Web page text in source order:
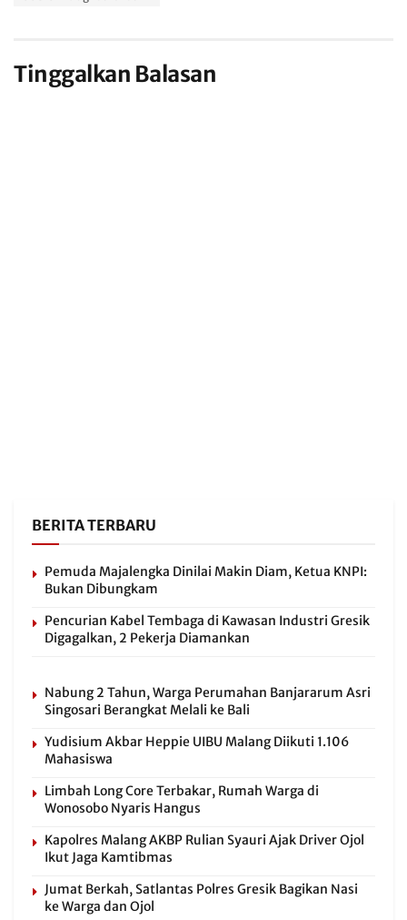
Tinggalkan Balasan
BERITA TERBARU
Pemuda Majalengka Dinilai Makin Diam, Ketua KNPI:
Bukan Dibungkam
Pencurian Kabel Tembaga di Kawasan Industri Gresik
Digagalkan, 2 Pekerja Diamankan
Nabung 2 Tahun, Warga Perumahan Banjararum Asri
Singosari Berangkat Melali ke Bali
Yudisium Akbar Heppie UIBU Malang Diikuti 1.106
Mahasiswa
Limbah Long Core Terbakar, Rumah Warga di
Wonosobo Nyaris Hangus
Kapolres Malang AKBP Rulian Syauri Ajak Driver Ojol
Ikut Jaga Kamtibmas
Jumat Berkah, Satlantas Polres Gresik Bagikan Nasi
ke Warga dan Ojol